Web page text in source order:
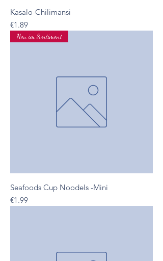
Kasalo-Chilimansi
Presyo
€1.89
Neu im Sortiment
Seafoods Cup Noodels -Mini
Presyo
€1.99